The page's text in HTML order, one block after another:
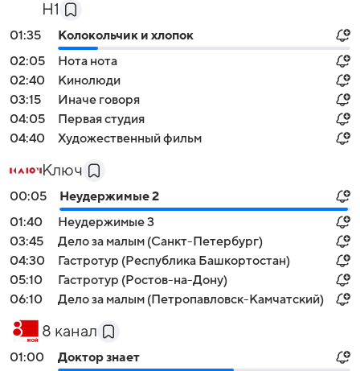
H1
01:35
Колокольчик и хлопок
02:05
Нота нота
02:40
Кинолюди
03:15
Иначе говоря
04:05
Первая студия
04:40
Художественный фильм
Ключ
00:05
Неудержимые 2
01:40
Неудержимые 3
03:45
Дело за малым (Санкт-Петербург)
04:30
Гастротур (Республика Башкортостан)
05:10
Гастротур (Ростов-на-Дону)
06:10
Дело за малым (Петропавловск-Камчатский)
8 канал
01:00
Доктор знает